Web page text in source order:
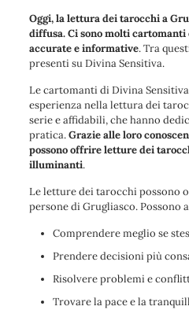
Oggi, la lettura dei tarocchi a
diffusa. Ci sono molti
accurate e informative. Tra
presenti su Divina Sensitiva.
Le cartomanti di Divina
esperienza nella lettura dei
serie e affidabili, che hanno
pratica.Grazie alle loro
possono offrire letture dei
illuminanti.
Le letture dei tarocchi possono
persone di Grugliasco. Possono
Comprendere meglio se
Prendere decisioni più
Risolvere problemi e
Trovare la pace e la